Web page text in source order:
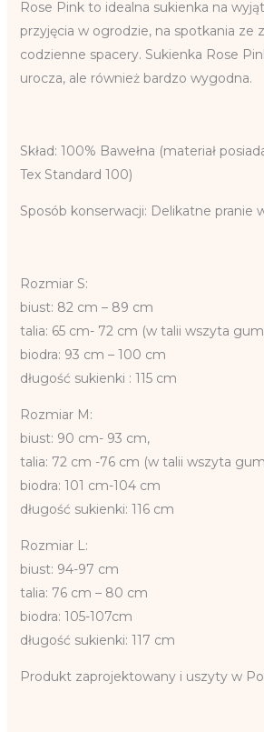
Rose Pink to idealna sukienka na
przyjęcia w ogrodzie, na spotkania ze
codzienne spacery. Sukienka Rose
urocza, ale również bardzo wygodna.
Skład: 100% Bawełna (materiał
Tex Standard 100)
Sposób konserwacji: Delikatne pranie
Rozmiar S:
biust: 82 cm – 89 cm
talia: 65 cm- 72 cm (w talii wszyta
biodra: 93 cm – 100 cm
długość sukienki : 115 cm
Rozmiar M:
biust: 90 cm- 93 cm,
talia: 72 cm -76 cm (w talii wszyta
biodra: 101 cm-104 cm
długość sukienki: 116 cm
Rozmiar L:
biust: 94-97 cm
talia: 76 cm – 80 cm
biodra: 105-107cm
długość sukienki: 117 cm
Produkt zaprojektowany i uszyty w